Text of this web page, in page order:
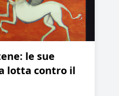
le sue
lotta contro il